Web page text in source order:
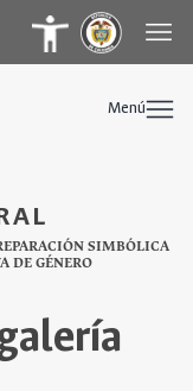
SIMBÓLICA
DE GÉNERO
Menú